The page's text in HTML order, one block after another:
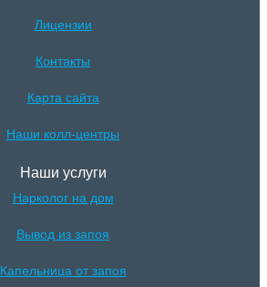
Лицензии
Контакты
Карта сайта
Наши колл-центры
Наши услуги
Нарколог на дом
Вывод из запоя
Капельница от запоя